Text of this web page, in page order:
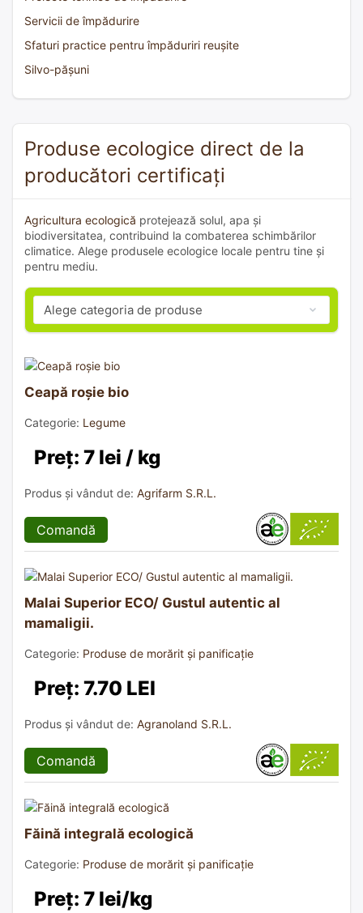
Servicii de împădurire
Sfaturi practice pentru împăduriri reușite
Silvo-pășuni
Produse ecologice direct de la
producători certificați
Agricultura ecologică protejează solul, apa și
biodiversitatea, contribuind la combaterea schimbărilor
climatice. Alege produsele ecologice locale pentru tine și
pentru mediu.
Ceapă roșie bio
Categorie: Legume
Preț: 7 lei / kg
Produs și vândut de: Agrifarm S.R.L.
Comandă
Malai Superior ECO/ Gustul autentic al
mamaligii.
Categorie: Produse de morărit și panificație
Preț: 7.70 LEI
Produs și vândut de: Agranoland S.R.L.
Comandă
Făină integrală ecologică
Categorie: Produse de morărit și panificație
Preț: 7 lei/kg